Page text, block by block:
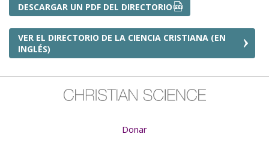
DESCARGAR UN PDF DEL DIRECTORIO
VER EL DIRECTORIO DE LA CIENCIA CRISTIANA (EN
INGLÉS)
Donar